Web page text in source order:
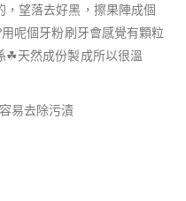
望落去好黑，擦果陣成個
用呢個牙粉刷牙會感覺有顆粒
☘天然成份製成所以很溫
易去除污漬